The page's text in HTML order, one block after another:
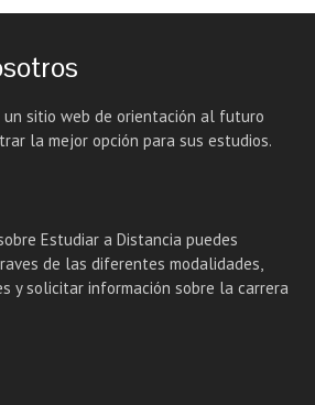
un sitio web de orientación al futuro
la mejor opción para sus estudios.
Estudiar a Distancia puedes
de las diferentes modalidades,
y solicitar información sobre la carrera